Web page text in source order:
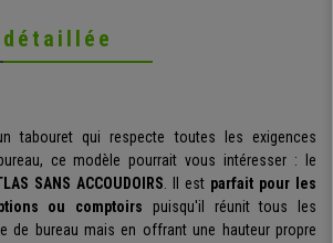
détaillée
tabouret qui respecte toutes les exigences
ce modèle pourrait vous intéresser : le
SANS ACCOUDOIRS. Il est parfait pour les
ou comptoirs puisqu'i l réunit tous les
de bureau mais en offrant une hauteur propre